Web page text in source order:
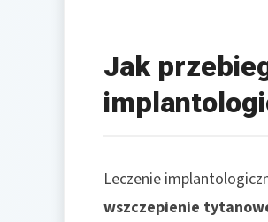
Jak
Leczenie
wszczepienie